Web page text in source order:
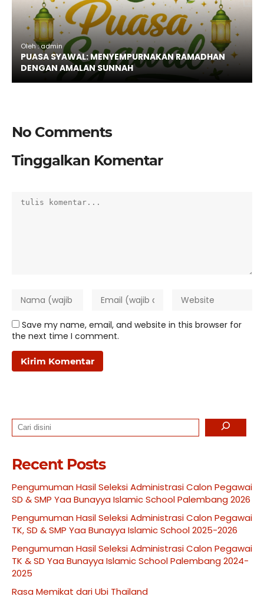
Oleh : admin
PUASA SYAWAL: MENYEMPURNAKAN RAMADHAN
DENGAN AMALAN SUNNAH
No Comments
Tinggalkan Komentar
Save my name, email, and website in this browser for
the next time I comment.
Search
Recent Posts
Pengumuman Hasil Seleksi Administrasi Calon Pegawai
SD & SMP Yaa Bunayya Islamic School Palembang 2026
Pengumuman Hasil Seleksi Administrasi Calon Pegawai
TK, SD & SMP Yaa Bunayya Islamic School 2025-2026
Pengumuman Hasil Seleksi Administrasi Calon Pegawai
TK & SD Yaa Bunayya Islamic School Palembang 2024-
2025
Rasa Memikat dari Ubi Thailand